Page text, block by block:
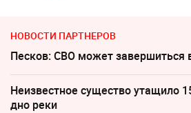
НОВОСТИ ПАРТНЕРОВ
Песков: СВО может
Неизвестное существо утащило
дно реки